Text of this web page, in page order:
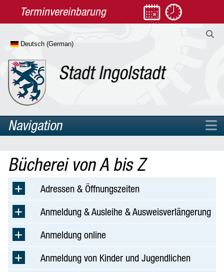
Terminvereinbarung
Navigation
Rathaus
Kultur
Bildung & Wissenschaft
Bürgerhaus
Schule & Schulverwaltung
Bücherei von A bis Z
Adressen & Öffnungszeiten
Anmeldung & Ausleihe & Ausweisverlängerung
Anmeldung online
Anmeldung von Kinder und Jugendlichen